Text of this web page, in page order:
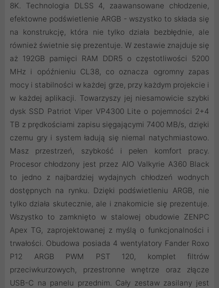
8K. Technologia DLSS 4, zaawansowane chłodzenie,
efektowne podświetlenie ARGB - wszystko to składa się
na konstrukcję, która nie tylko działa bezbłędnie, ale
również świetnie się prezentuje. W zestawie znajduje się
aż 192GB pamięci RAM DDR5 o częstotliwości 5200
MHz i opóźnieniu CL38, co oznacza ogromny zapas
mocy i stabilności w każdej grze, przy każdym projekcie i
w każdej aplikacji. Towarzyszy jej niesamowicie szybki
dysk SSD Patriot Viper VP4300 Lite o pojemności 2+4
TB z prędkościami zapisu sięgającymi 7400 MB/s, dzięki
czemu gry i system ładują się niemal natychmiastowo.
Masz przestrzeń, szybkość i pełen komfort pracy.
Procesor chłodzony jest przez AIO Valkyrie A360 Black
to jedno z najbardziej wydajnych chłodzeń wodnych
dostępnych na rynku. Dzięki podświetleniu ARGB, nie
tylko działa skutecznie, ale i znakomicie się prezentuje.
Wszystko to zamknięto w stalowej obudowie ZENPC
Apex TG, zaprojektowanej z myślą o funkcjonalności i
trwałości. Obudowa posiada 4 wentylatory Fander Roxo
P12 ARGB PWM PST 120, komplet filtrów
przeciwkurzowych, przestronne wnętrze oraz złącze
USB-C na panelu przednim. Cały zestaw zasilany jest